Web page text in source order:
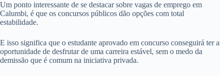
Um ponto interessante de se destacar sobre vagas de emprego em
Calumbi, é que os concursos públicos dão opções com total
estabilidade.
E isso significa que o estudante aprovado em concurso conseguirá ter a
oportunidade de desfrutar de uma carreira estável, sem o medo da
demissão que é comum na iniciativa privada.